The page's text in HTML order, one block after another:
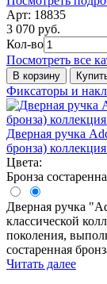
Арт: 18835
3 070 руб.
Кол-во
Посмотреть все
В корзину
Фиксаторы и
Дверная ручка
бронза)
Цвета:
Бронза
Дверная ручка
классической
поколения,
состаренная
Читать далее